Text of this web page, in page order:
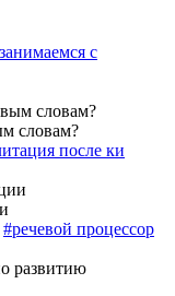
с
словам?
после ки
#речевой процессор